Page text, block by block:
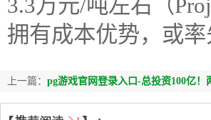
3.3万元/吨左右（
拥有成本优势，或
上一篇： pg游戏官网登录入口-总投资100亿